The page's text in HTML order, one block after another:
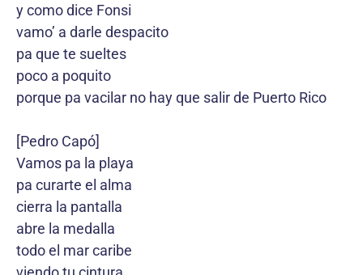
y como dice Fonsi
vamo’ a darle despacito
pa que te sueltes
poco a poquito
porque pa vacilar no hay que salir de Puerto Rico
[Pedro Capó]
Vamos pa la playa
pa curarte el alma
cierra la pantalla
abre la medalla
todo el mar caribe